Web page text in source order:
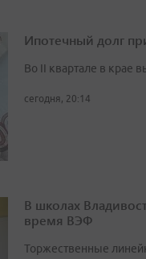
Ипотечный долг
Во II квартале в крае
сегодня, 20:14
В школах
время ВЭФ
Торжественные